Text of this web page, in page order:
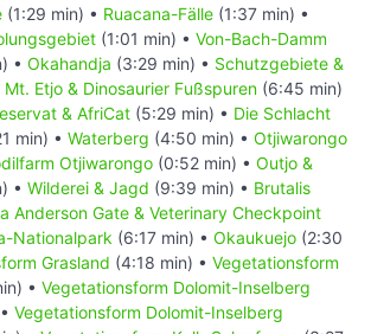
(1:29 min) • Ruacana-Fälle (1:37 min) •
(1:01 min) • Von-Bach-Damm
• Okahandja (3:29 min) • Schutzgebiete &
Mt. Etjo & Dinosaurier Fußspuren (6:45 min)
& AfriCat (5:29 min) • Die Schlacht
min) • Waterberg (4:50 min) • Otjiwarongo
Otjiwarongo (0:52 min) • Outjo &
• Wilderei & Jagd (9:39 min) • Brutalis
Anderson Gate & Veterinary Checkpoint
Nationalpark (6:17 min) • Okaukuejo (2:30
Grasland (4:18 min) • Vegetationsform
• Vegetationsform Dolomit-Inselberg
Vegetationsform Dolomit-Inselberg